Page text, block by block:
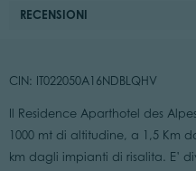
RECENSIONI
CIN: IT022050A16NDBLQHV
Il Residence Aparthotel des
1000 mt di altitudine, a 1,5 Km
km dagli impianti di risalita. E’